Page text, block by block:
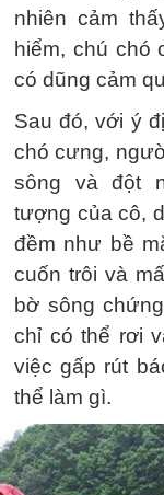
nhiên cảm
hiểm, chú chó
có dũng cảm
Sau đó, với ý
chó cưng,
sông và đột
tượng của cô,
đềm như bề
cuốn trôi và
bờ sông
chỉ có thể rơi
việc gấp rút
thể làm gì.